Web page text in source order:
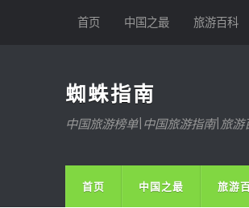
首页 中国之最 旅游百科
蜘蛛指南
中国旅游榜单|中国旅游指南|旅
首页 中国之最 旅游